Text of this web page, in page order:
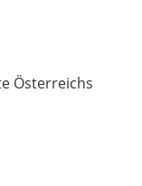
Österreichs